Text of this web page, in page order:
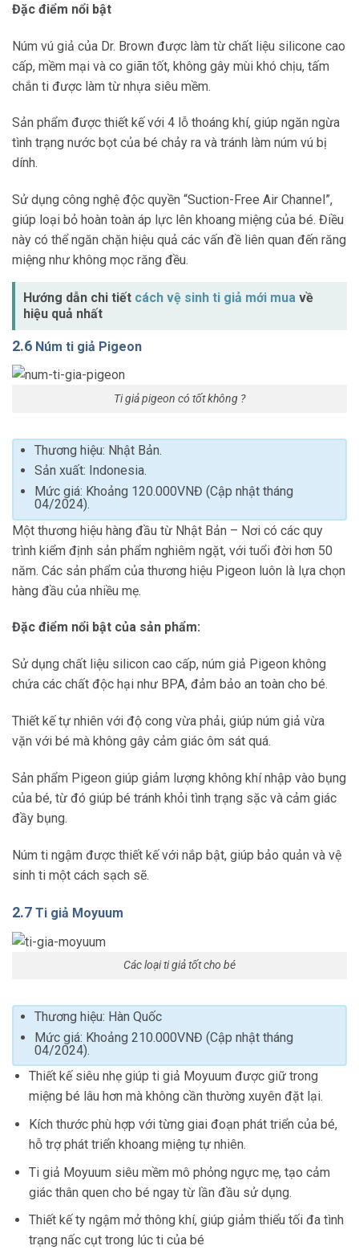
Đặc điểm nổi bật
Núm vú giả của Dr. Brown được làm từ chất liệu silicone cao
cấp, mềm mại và co giãn tốt, không gây mùi khó chịu, tấm
chắn ti được làm từ nhựa siêu mềm.
Sản phẩm được thiết kế với 4 lỗ thoáng khí, giúp ngăn ngừa
tình trạng nước bọt của bé chảy ra và tránh làm núm vú bị
dính.
Sử dụng công nghệ độc quyền “Suction-Free Air Channel”,
giúp loại bỏ hoàn toàn áp lực lên khoang miệng của bé. Điều
này có thể ngăn chặn hiệu quả các vấn đề liên quan đến răng
miệng như không mọc răng đều.
Hướng dẫn chi tiết cách vệ sinh ti giả mới mua về
hiệu quả nhất
2.6 Núm ti giả Pigeon
Ti giả pigeon có tốt không ?
Thương hiệu: Nhật Bản.
Sản xuất: Indonesia.
Mức giá: Khoảng 120.000VNĐ (Cập nhật tháng
04/2024).
Một thương hiệu hàng đầu từ Nhật Bản – Nơi có các quy
trình kiểm định sản phẩm nghiêm ngặt, với tuổi đời hơn 50
năm. Các sản phẩm của thương hiệu Pigeon luôn là lựa chọn
hàng đầu của nhiều mẹ.
Đặc điểm nổi bật của sản phẩm:
Sử dụng chất liệu silicon cao cấp, núm giả Pigeon không
chứa các chất độc hại như BPA, đảm bảo an toàn cho bé.
Thiết kế tự nhiên với độ cong vừa phải, giúp núm giả vừa
vặn với bé mà không gây cảm giác ôm sát quá.
Sản phẩm Pigeon giúp giảm lượng không khí nhập vào bụng
của bé, từ đó giúp bé tránh khỏi tình trạng sặc và cảm giác
đầy bụng.
Núm ti ngậm được thiết kế với nắp bật, giúp bảo quản và vệ
sinh ti một cách sạch sẽ.
2.7 Ti giả Moyuum
Các loại ti giả tốt cho bé
Thương hiệu: Hàn Quốc
Mức giá: Khoảng 210.000VNĐ (Cập nhật tháng
04/2024).
Thiết kế siêu nhẹ giúp ti giả Moyuum được giữ trong
miệng bé lâu hơn mà không cần thường xuyên đặt lại.
Kích thước phù hợp với từng giai đoạn phát triển của bé,
hỗ trợ phát triển khoang miệng tự nhiên.
Ti giả Moyuum siêu mềm mô phỏng ngực mẹ, tạo cảm
giác thân quen cho bé ngay từ lần đầu sử dụng.
Thiết kế ty ngậm mở thông khí, giúp giảm thiểu tối đa tình
trạng nấc cụt trong lúc ti của bé